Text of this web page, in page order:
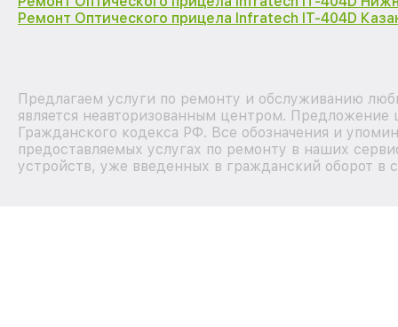
Ремонт Оптического прицела Infratech IT-404D
Предлагаем услуги по ремонту и обслуживанию
является неавторизованным центром.
Гражданского кодекса РФ. Все обозначения и
предоставляемых услугах по ремонту в наших
устройств, уже введенных в гражданский оборот в